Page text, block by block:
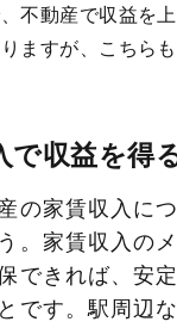
不動産で収益を
ますが、こちら
で収益を得
の家賃収入に
。家賃収入の
できれば、安
です。駅周辺